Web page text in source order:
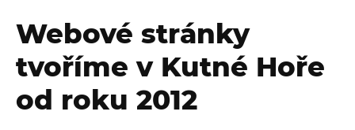
Webové stránky
tvoříme v Kutné Hoře
od roku 2012